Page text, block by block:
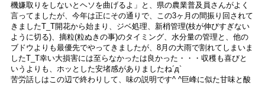
機嫌取りをしないとヘソを曲げるよ」と、県の農業普及員さんがよく
言ってましたが、今年は正にその通りで、この3ヶ月の間振り回されて
きましたT_T開花から始まり、ジベ処理、新梢管理(枝が伸びすぎない
ように切る)、摘粒(粒ぬきの事)のタイミング、水分量の管理と、他の
ブドウよりも最優先でやってきましたが、8月の大雨で割れてしまいま
したT_T幸い大損害には至らなかったは良かった・・・収穫も喜びと
いうよりも、ホッとした安堵感がありましたね´д`
苦労話しはこの辺で終わりして、味の説明です^ ^巨峰に似た甘味と酸